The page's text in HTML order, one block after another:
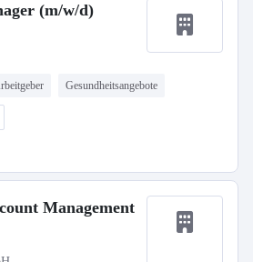
(m/w/d)
Gesundheitsangebote
Management